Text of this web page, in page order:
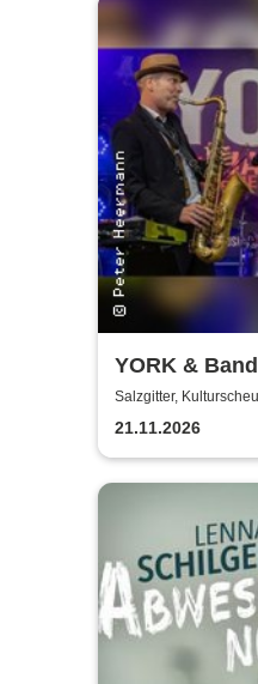
YORK &
Salzgitter,
21.11.2026